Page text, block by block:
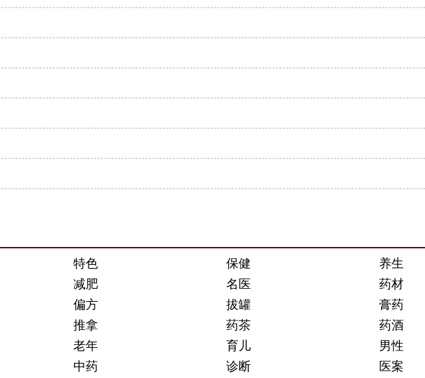
特色 保健 养生
减肥 名医 药材
偏方 拔罐 膏药
推拿 药茶 药酒
老年 育儿 男性
中药 诊断 医案